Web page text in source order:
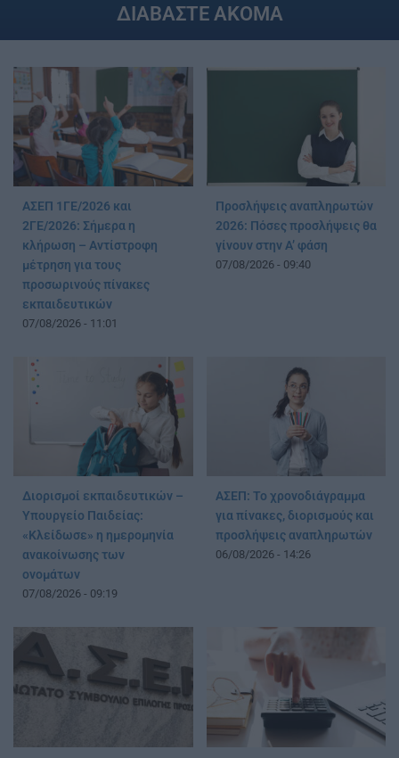
ΔΙΑΒΑΣΤΕ ΑΚΟΜΑ
ΑΣΕΠ 1ΓΕ/2026 και
2ΓΕ/2026: Σήμερα η
κλήρωση – Αντίστροφη
μέτρηση για τους
προσωρινούς πίνακες
εκπαιδευτικών
07/08/2026 - 11:01
Προσλήψεις αναπληρωτών
2026: Πόσες προσλήψεις θα
γίνουν στην Α’ φάση
07/08/2026 - 09:40
Διορισμοί εκπαιδευτικών –
Υπουργείο Παιδείας:
«Κλείδωσε» η ημερομηνία
ανακοίνωσης των
ονομάτων
07/08/2026 - 09:19
ΑΣΕΠ: Το χρονοδιάγραμμα
για πίνακες, διορισμούς και
προσλήψεις αναπληρωτών
06/08/2026 - 14:26